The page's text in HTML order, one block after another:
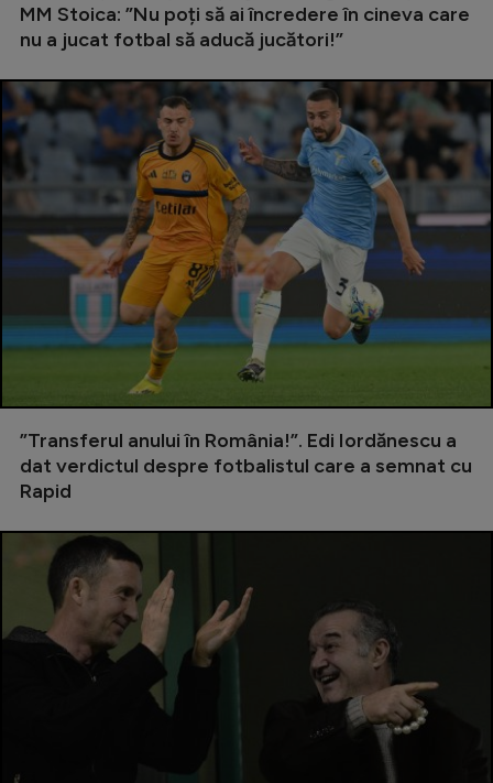
Natație
Gimnastică
Auto
Rugby
Ciclism
Alte sporturi
JO 2024
JO 2026
Creează cont
MM Stoica: ”Nu poți să ai încredere în cineva care
nu a jucat fotbal să aducă jucători!”
”Transferul anului în România!”. Edi Iordănescu a
dat verdictul despre fotbalistul care a semnat cu
Rapid